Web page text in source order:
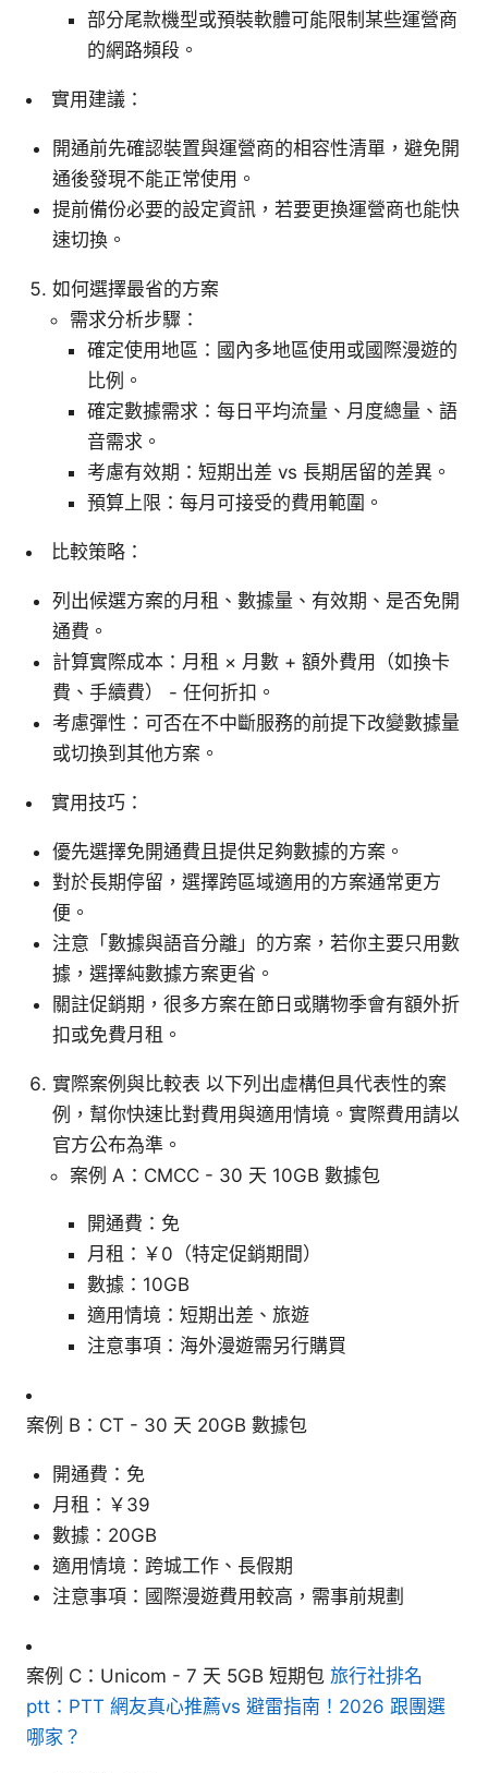
部分尾款機型或預裝軟體可能限制某些運營商
的網路頻段。
實用建議：
開通前先確認裝置與運營商的相容性清單，避免開
通後發現不能正常使用。
提前備份必要的設定資訊，若要更換運營商也能快
速切換。
如何選擇最省的方案
需求分析步驟：
確定使用地區：國內多地區使用或國際漫遊的
比例。
確定數據需求：每日平均流量、月度總量、語
音需求。
考慮有效期：短期出差 vs 長期居留的差異。
預算上限：每月可接受的費用範圍。
比較策略：
列出候選方案的月租、數據量、有效期、是否免開
通費。
計算實際成本：月租 × 月數 + 額外費用（如換卡
費、手續費） - 任何折扣。
考慮彈性：可否在不中斷服務的前提下改變數據量
或切換到其他方案。
實用技巧：
優先選擇免開通費且提供足夠數據的方案。
對於長期停留，選擇跨區域適用的方案通常更方
便。
注意「數據與語音分離」的方案，若你主要只用數
據，選擇純數據方案更省。
關註促銷期，很多方案在節日或購物季會有額外折
扣或免費月租。
實際案例與比較表 以下列出虛構但具代表性的案
例，幫你快速比對費用與適用情境。實際費用請以
官方公布為準。
案例 A：CMCC - 30 天 10GB 數據包
開通費：免
月租：￥0（特定促銷期間）
數據：10GB
適用情境：短期出差、旅遊
注意事項：海外漫遊需另行購買
案例 B：CT - 30 天 20GB 數據包
開通費：免
月租：￥39
數據：20GB
適用情境：跨城工作、長假期
注意事項：國際漫遊費用較高，需事前規劃
案例 C：Unicom - 7 天 5GB 短期包 旅行社排名
ptt：PTT 網友真心推薦vs 避雷指南！2026 跟團選
哪家？